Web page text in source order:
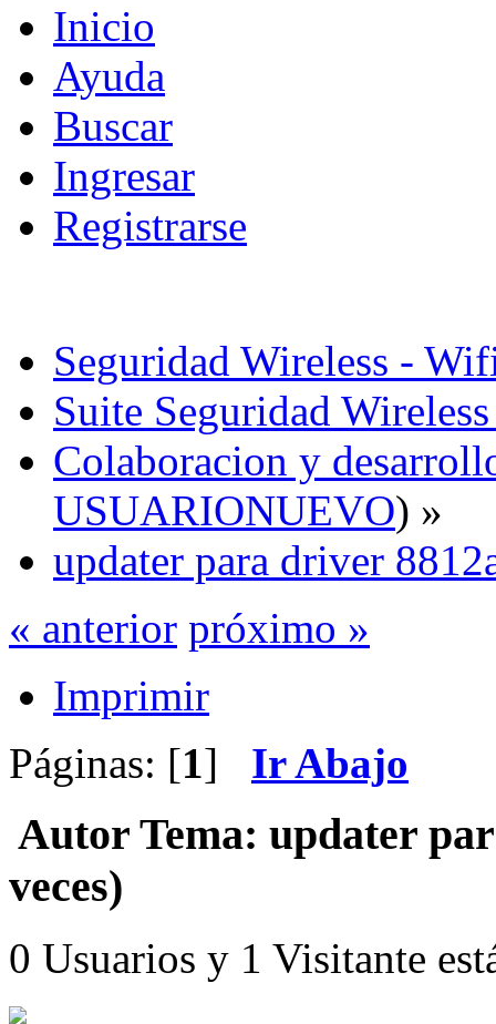
Inicio
Ayuda
Buscar
Ingresar
Registrarse
Seguridad Wireless -
Suite Seguridad
Colaboracion y
USUARIONUEVO) »
updater para driver
« anterior próximo »
Imprimir
Páginas: [1] Ir Abajo
Autor Tema: updater
veces)
0 Usuarios y 1 Visitante